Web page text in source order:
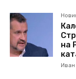
на
Иван